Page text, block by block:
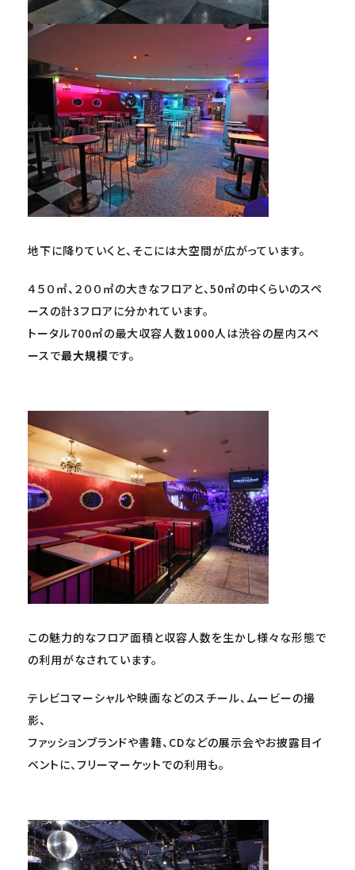
地下に降りていくと、そこには大空間が広がっています。
４５０㎡、２００㎡の大きなフロアと、50㎡の中くらいのスペ
ースの計3フロアに分かれています。
トータル700㎡の最大収容人数1000人は渋谷の屋内スペ
ースで最大規模です。
この魅力的なフロア面積と収容人数を生かし様々な形態で
の利用がなされています。
テレビコマーシャルや映画などのスチール、ムービーの撮
影、
ファッションブランドや書籍、CDなどの展示会やお披露目イ
ベントに、フリーマーケットでの利用も。